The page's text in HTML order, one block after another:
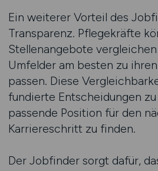
Ein weiterer Vorteil des
Transparenz. Pflegekräfte
Stellenangebote
Umfelder am besten zu
passen. Diese
fundierte Entscheidungen
passende Position für den
Karriereschritt zu finden.
Der Jobfinder sorgt dafür,